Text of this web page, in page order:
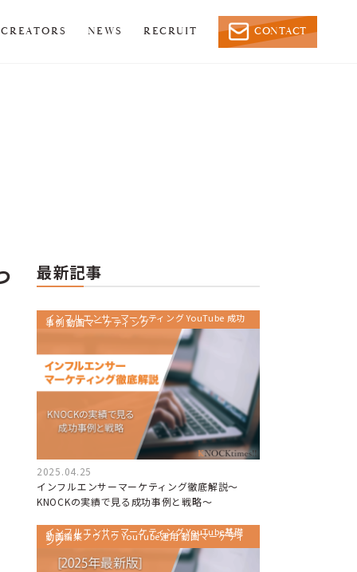
CREATORS NEWS RECRUIT CONTACT
最新記事
インフルエンサーマーケティング YouTube 成功
事例 動画マーケティング
2025.04.25
インフルエンサーマーケティング徹底解説～
KNOCKの実績で見る成功事例と戦略～
インフルエンサーマーケティング YouTube基礎
動画編集ノウハウ YouTube運用 動画マーケティ
ング